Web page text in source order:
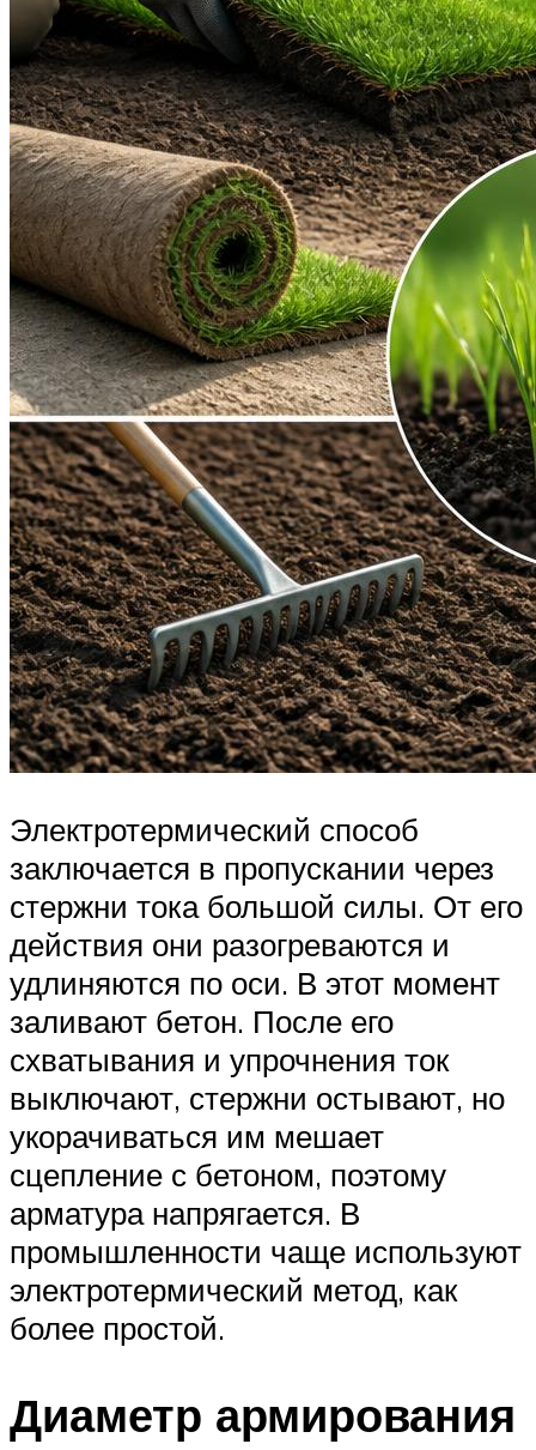
Электротермический способ
заключается в пропускании через
стержни тока большой силы. От его
действия они разогреваются и
удлиняются по оси. В этот момент
заливают бетон. После его
схватывания и упрочнения ток
выключают, стержни остывают, но
укорачиваться им мешает
сцепление с бетоном, поэтому
арматура напрягается. В
промышленности чаще используют
электротермический метод, как
более простой.
Диаметр армирования